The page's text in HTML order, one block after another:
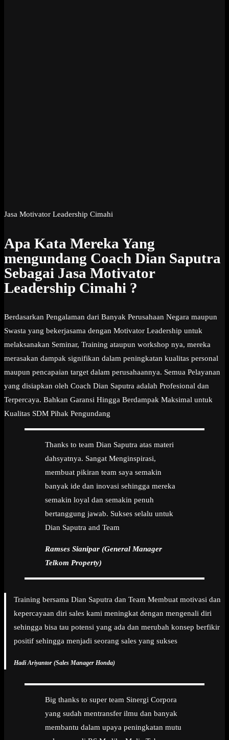
Jasa Motivator Leadership Cimahi
Apa Kata Mereka Yang
mengundang Coach Dian Saputra
Sebagai Jasa Motivator
Leadership Cimahi ?
Berdasarkan Pengalaman dari Banyak Perusahaan Negara maupun
Swasta yang bekerjasama dengan Motivator Leadership untuk
melaksanakan Seminar, Training ataupun workshop nya, mereka
merasakan dampak signifikan dalam peningkatan kualitas personal
maupun pencapaian target dalam perusahaannya. Semua Pelayanan
yang disiapkan oleh Coach Dian Saputra adalah Profesional dan
Terpercaya. Bahkan Garansi Hingga Berdampak Maksimal untuk
Kualitas SDM Pihak Pengundang
Thanks to team Dian Saputra atas materi
dahsyatnya. Sangat Menginspirasi,
membuat pikiran team saya semakin
banyak ide dan inovasi sehingga mereka
semakin loyal dan semakin penuh
bertanggung jawab. Sukses selalu untuk
Dian Saputra and Team
Ramses Sianipar (General Manager
Telkom Property)
Training bersama Dian Saputra dan Team Membuat motivasi dan
kepercayaan diri sales kami meningkat dengan mengenali diri
sehingga bisa tau potensi yang ada dan merubah konsep berfikir
positif sehingga menjadi seorang sales yang sukses
Hadi Ariyantor (Sales Manager Honda)
Big thanks to super team Sinergi Corpora
yang sudah mentransfer ilmu dan banyak
membantu dalam upaya peningkatan mutu